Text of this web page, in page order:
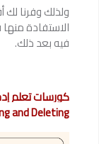
ولذلك وفرنا لك
الاستفادة
فيه بعد ذلك.
and Deleting